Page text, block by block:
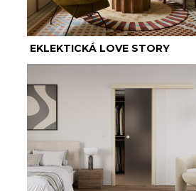
EKLEKTICKÁ LOVE STORY